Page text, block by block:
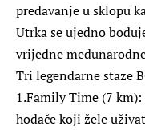
predavanje u sklopu
Utrka se ujedno
vrijedne
Tri legendarne staze
1.Family Time (7
hodače koji žele